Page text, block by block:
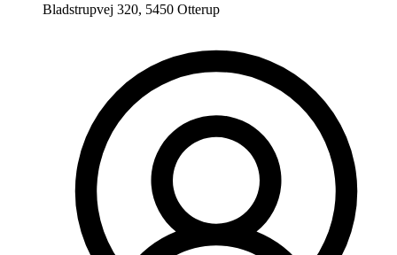
Bladstrupvej 320, 5450 Otterup